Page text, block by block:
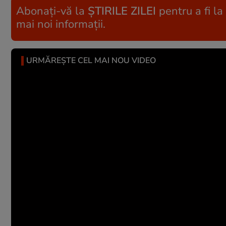
Abonați-vă la ȘTIRILE ZILEI pentru a fi la
mai noi informații.
URMĂREȘTE CEL MAI NOU VIDEO